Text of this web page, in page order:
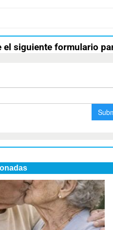
el siguiente formulario